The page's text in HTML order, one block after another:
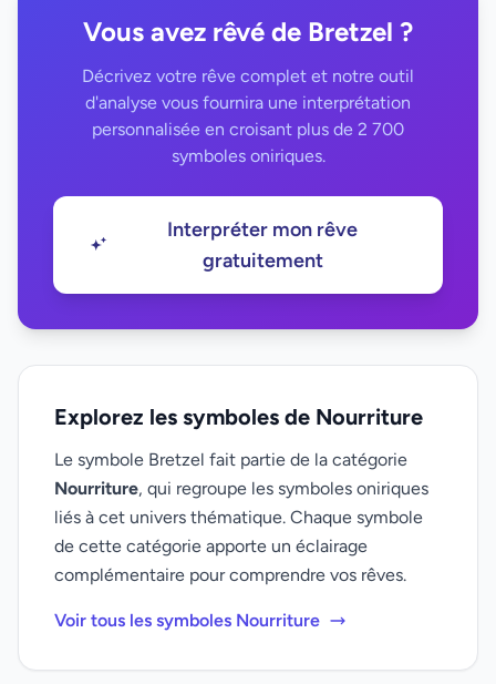
Vous avez rêvé de Bretzel ?
Décrivez votre rêve complet et notre outil
d'analyse vous fournira une interprétation
personnalisée en croisant plus de 2 700
symboles oniriques.
Interpréter mon rêve
gratuitement
Explorez les symboles de Nourriture
Le symbole Bretzel fait partie de la catégorie
Nourriture, qui regroupe les symboles oniriques
liés à cet univers thématique. Chaque symbole
de cette catégorie apporte un éclairage
complémentaire pour comprendre vos rêves.
Voir tous les symboles Nourriture